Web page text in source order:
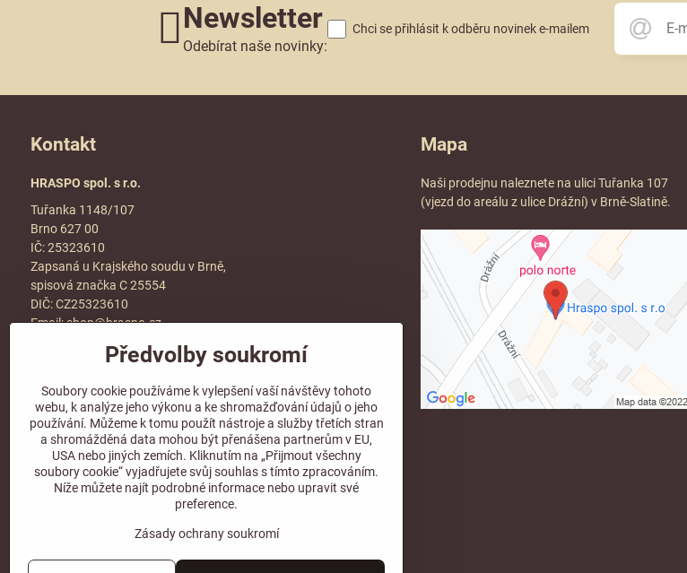
Newsletter
Odebírat naše novinky:
Chci se přihlásit k odběru novinek e-mailem
Kontakt
HRASPO spol. s r.o.
Tuřanka 1148/107
Brno 627 00
IČ: 25323610
Zapsaná u Krajského soudu v Brně,
spisová značka C 25554
DIČ: CZ25323610
Email:shop@hraspo.cz
Obchodní podmínky
Více info v sekcikontakt
Sledujte naše sociální sítě!
Mapa
Naši prodejnu naleznete na ulici Tuřanka 107
(vjezd do areálu z ulice Drážní) v Brně-Slatině.
Předvolby soukromí
Soubory cookie používáme k vylepšení vaší návštěvy tohoto
webu, k analýze jeho výkonu a ke shromažďování údajů o jeho
používání. Můžeme k tomu použít nástroje a služby třetích stran
a shromážděná data mohou být přenášena partnerům v EU,
USA nebo jiných zemích. Kliknutím na „Přijmout všechny
soubory cookie“ vyjadřujete svůj souhlas s tímto zpracováním.
Níže můžete najít podrobné informace nebo upravit své
preference.
Zásady ochrany soukromí